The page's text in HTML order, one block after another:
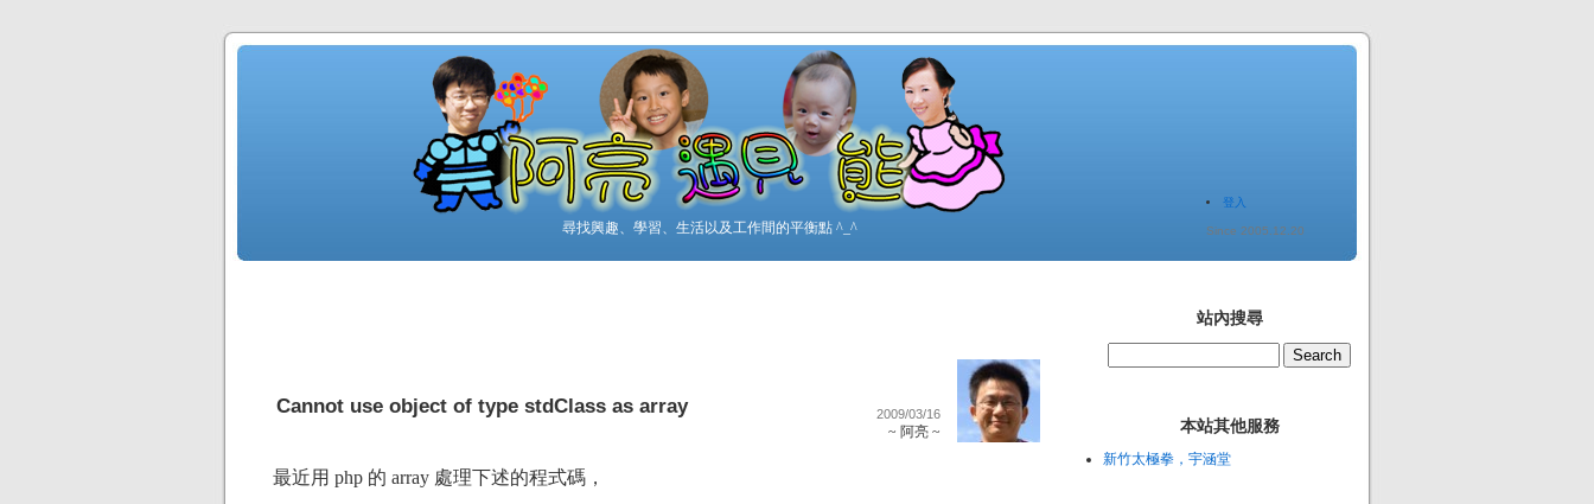
尋找興趣、學習、生活以及工作間的平衡點 ^_^
登入
Since 2005.12.20
Cannot use object of type stdClass as array 2009/03/16
~ 阿亮 ~
最近用 php 的 array 處理下述的程式碼，
站內搜尋
本站其他服務
新竹太極拳，宇涵堂